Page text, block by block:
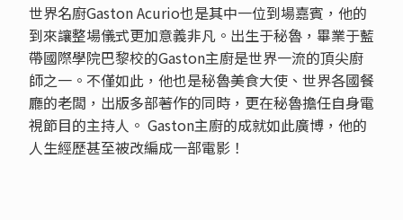
世界名廚Gaston Acurio也是其中一位到場嘉賓，他的
到來讓整場儀式更加意義非凡。出生于秘魯，畢業于藍
帶國際學院巴黎校的Gaston主廚是世界一流的頂尖廚
師之一。不僅如此，他也是秘魯美食大使、世界各國餐
廳的老闆，出版多部著作的同時，更在秘魯擔任自身電
視節目的主持人。 Gaston主廚的成就如此廣博，他的
人生經歷甚至被改編成一部電影！